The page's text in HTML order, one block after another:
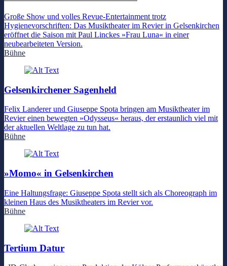
Große Show und volles Revue-Entertainment trotz
Hygienevorschriften: Das Musiktheater im Revier in Gelsenkirchen
eröffnet die Saison mit Paul Linckes »Frau Luna« in einer
neubearbeiteten Version.
Bühne
Gelsenkirchener Sagenheld
Felix Landerer und Giuseppe Spota bringen am Musiktheater im
Revier einen bewegten »Odysseus« heraus, der erstaunlich viel mit
der aktuellen Weltlage zu tun hat.
Bühne
»Momo« in Gelsenkirchen
Eine Haltungsfrage: Giuseppe Spota stellt sich als Choreograph im
kleinen Haus des Musiktheaters im Revier vor.
Bühne
Tertium Datur